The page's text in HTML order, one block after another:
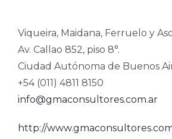
Viqueira, Maidana, Ferruelo y
Av. Callao 852, piso 8°.
Ciudad Autónoma de Buenos
+54 (011) 4811 8150
info@gmaconsultores.com.ar
http://